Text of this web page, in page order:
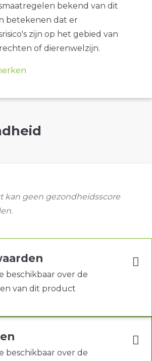
bekend van dit
betekenen dat er
zijn op het gebied van
of dierenwelzijn.
kan geen gezondheidsscore
beschikbaar over de
van dit product
beschikbaar over de